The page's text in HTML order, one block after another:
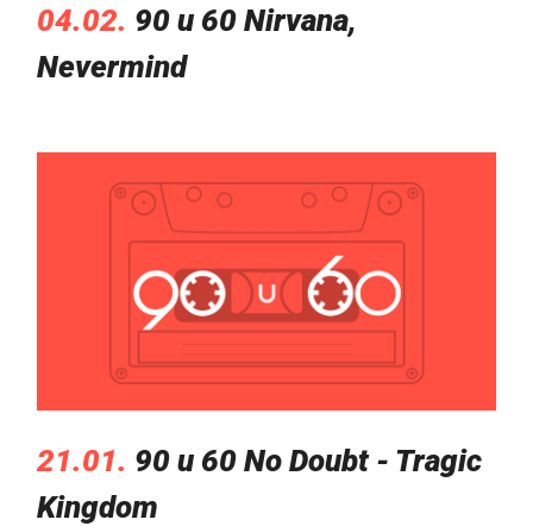
04.02. 90 u 60 Nirvana,
Nevermind
21.01. 90 u 60 No Doubt - Tragic
Kingdom